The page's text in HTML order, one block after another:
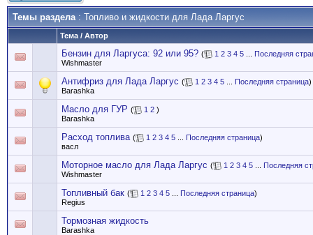
Темы раздела: Топливо и жидкости для Лада Ларгус
Тема / Автор
Бензин для Ларгуса: 92 или 95? ( 1 2 3 4 5
Последняя
Wishmaster
Антифриз для Лада Ларгус ( 1 2 3 4 5 Последняя страница)
Barashka
Масло для ГУР ( 1 2 )
Barashka
Расход топлива ( 1 2 3 4 5 Последняя страница)
васл
Моторное масло для Лада Ларгус ( 1 2 3 4 5
Последняя
Wishmaster
Топливный бак ( 1 2 3 4 5 Последняя страница)
Regius
Тормозная жидкость
Barashka